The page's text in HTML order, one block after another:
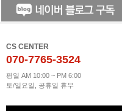
CS CENTER
070-7765-3524
평일 AM 10:00 ~ PM 6:00
토/일요일, 공휴일 휴무